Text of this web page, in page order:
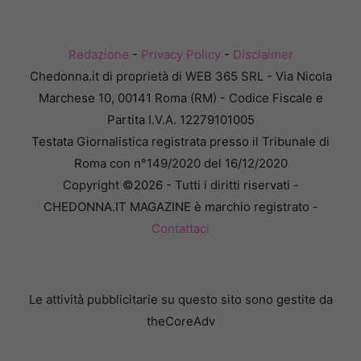
Redazione - Privacy Policy- Disclaimer
Chedonna.it di proprietà di WEB 365 SRL - Via Nicola
Marchese 10, 00141 Roma (RM) - Codice Fiscale e
Partita I.V.A. 12279101005
Testata Giornalistica registrata presso il Tribunale di
Roma con n°149/2020 del 16/12/2020
Copyright ©2026 - Tutti i diritti riservati -
CHEDONNA.IT MAGAZINE è marchio registrato -
Contattaci
Le attività pubblicitarie su questo sito sono gestite da
theCoreAdv